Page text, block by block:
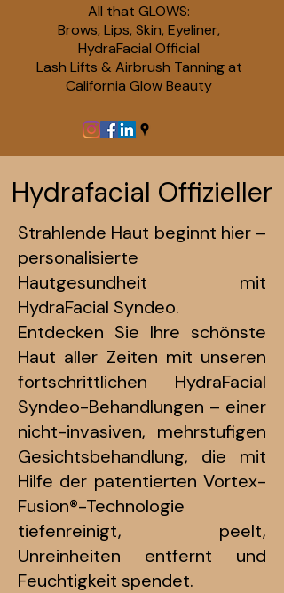
All that GLOWS:
Brows, Lips, Skin, Eyeliner,
HydraFacial Official
Lash Lifts & Airbrush Tanning at
California Glow Beauty
Hydrafacial Offizieller
Strahlende Haut beginnt hier –
personalisierte
Hautgesundheit mit
HydraFacial Syndeo.
Entdecken Sie Ihre schönste
Haut aller Zeiten mit unseren
fortschrittlichen HydraFacial
Syndeo-Behandlungen – einer
nicht-invasiven, mehrstufigen
Gesichtsbehandlung, die mit
Hilfe der patentierten Vortex-
Fusion®-Technologie
tiefenreinigt, peelt,
Unreinheiten entfernt und
Feuchtigkeit spendet.